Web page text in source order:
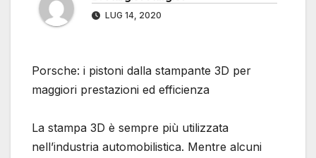
LUG 14, 2020
Porsche: i pistoni dalla stampante 3D per
maggiori prestazioni ed efficienza
La stampa 3D è sempre più utilizzata
nell’industria automobilistica. Mentre alcuni